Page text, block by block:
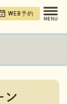
WEB予約
ン